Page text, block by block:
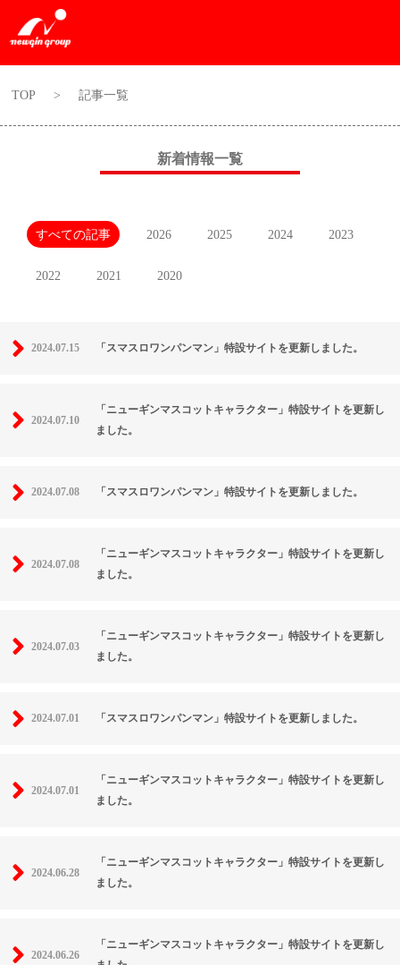
TOP > 記事一覧
新着情報一覧
すべての記事 2026 2025 2024 2023
2022 2021 2020
2024.07.15 「スマスロワンパンマン」特設サイトを更新しました。
2024.07.10
「ニューギンマスコットキャラクター」特設サイトを更新し
ました。
2024.07.08 「スマスロワンパンマン」特設サイトを更新しました。
2024.07.08
「ニューギンマスコットキャラクター」特設サイトを更新し
ました。
2024.07.03
「ニューギンマスコットキャラクター」特設サイトを更新し
ました。
2024.07.01 「スマスロワンパンマン」特設サイトを更新しました。
2024.07.01
「ニューギンマスコットキャラクター」特設サイトを更新し
ました。
2024.06.28
「ニューギンマスコットキャラクター」特設サイトを更新し
ました。
2024.06.26
「ニューギンマスコットキャラクター」特設サイトを更新し